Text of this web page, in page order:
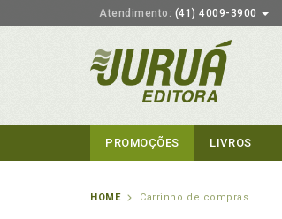
Atendimento: (41) 4009-3900
PROMOÇÕES LIVROS
HOME Carrinho de compras